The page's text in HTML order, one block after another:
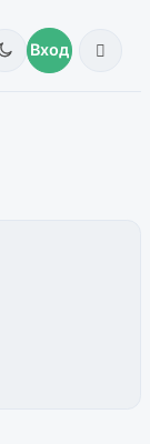
Вход